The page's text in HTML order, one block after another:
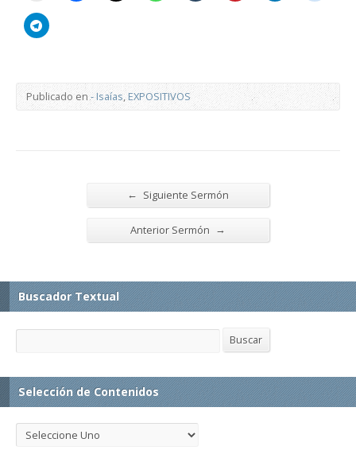
Publicado en- Isaías,EXPOSITIVOS
← Siguiente Sermón
Anterior Sermón →
Buscador Textual
Buscar
Selección de Contenidos